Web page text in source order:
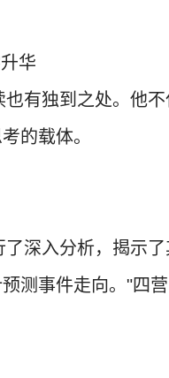
华
有独到之处。他
的载体。
深入分析，揭示
测事件走向。"四